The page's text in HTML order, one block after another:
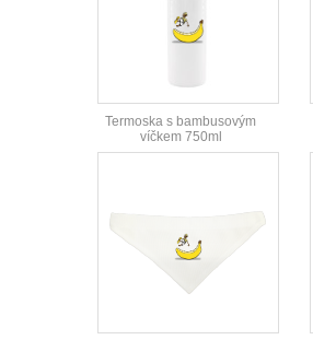
Termoska s bambusovým
víčkem 750ml